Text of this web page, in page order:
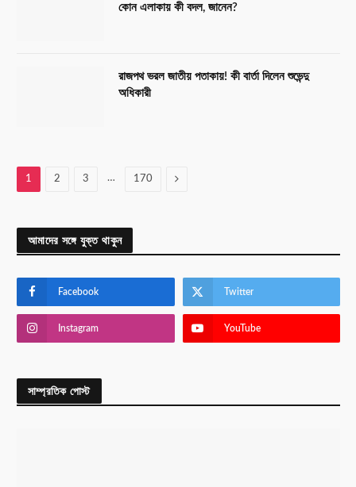
কোন এলাকায় কী বদল, জানেন?
রাজপথ ভরল জাতীয় পতাকায়! কী বার্তা দিলেন শুভেন্দু
অধিকারী
1 2 3 … 170 Next
আমাদের সঙ্গে যুক্ত থাকুন
Facebook Twitter
Instagram YouTube
সাম্প্রতিক পোস্ট